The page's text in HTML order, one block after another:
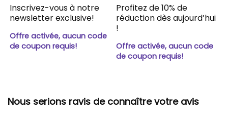
Inscrivez-vous à notre
newsletter exclusive!
Offre activée, aucun code
de coupon requis!
Profitez de 10% de
réduction dès aujourd’hui
!
Offre activée, aucun code
de coupon requis!
Nous serions ravis de connaître votre avis